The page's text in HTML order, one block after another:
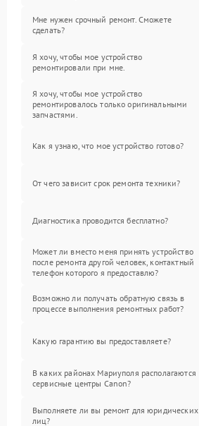
Мне нужен срочный ремонт. Сможете
сделать?
Я хочу, чтобы мое устройство
ремонтировали при мне.
Я хочу, чтобы мое устройство
ремонтировалось только оригинальными
запчастями.
Как я узнаю, что мое устройство готово?
От чего зависит срок ремонта техники?
Диагностика проводится бесплатно?
Может ли вместо меня принять устройство
после ремонта другой человек, контактный
телефон которого я предоставлю?
Возможно ли получать обратную связь в
процессе выполнения ремонтных работ?
Какую гарантию вы предоставляете?
В каких районах Мариуполя располагаются
сервисные центры Canon?
Выполняете ли вы ремонт для юридических
лиц?